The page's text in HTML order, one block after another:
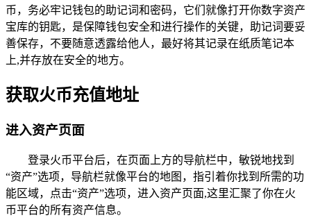
币，务必牢记钱包的助记词和密码，它们就像打开你数字资产
宝库的钥匙，是保障钱包安全和进行操作的关键，助记词要妥
善保存，不要随意透露给他人，最好将其记录在纸质笔记本
上,并存放在安全的地方。
获取火币充值地址
进入资产页面
登录火币平台后，在页面上方的导航栏中，敏锐地找到
“资产”选项，导航栏就像平台的地图，指引着你找到所需的功
能区域，点击“资产”选项，进入资产页面,这里汇聚了你在火
币平台的所有资产信息。